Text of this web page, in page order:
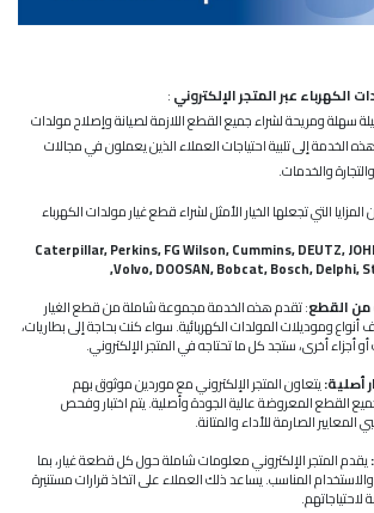
الكهرباء عبر المتجر الإلكتروني:
سهلة ومريحة لشراء جميع القطع اللازمة لصيانة وإصلاح مولدات
الخدمة إلى تلبية احتياجات العملاء الذين يعملون في مجالات
والخدمات.
التي تجعلها الخيار الأمثل لشراء قطع غيار مولدات الكهرباء
Caterpillar, Perkins, FG Wilson, Cummins, DEUTZ,
Volvo, DOOSAN, Bobcat, Bosch, Delphi,
: تقدم هذه الخدمة مجموعة شاملة من قطع الغيار
وموديلات المولدات الكهربائية. سواء كنت بحاجة إلى بطاريات،
أجزاء أخرى، ستجد كل ما تحتاجه في المتجر الإلكتروني.
يتعاون المتجر الإلكتروني مع موردين موثوق بهم
القطع المعروضة عالية الجودة وأصلية. يتم اختبار وفحص
المعايير الصارمة للأداء والمتانة.
يقدم المتجر الإلكتروني معلومات شاملة حول كل قطعة غيار، بما
المناسب. يساعد ذلك العملاء على اتخاذ قرارات مستنيرة